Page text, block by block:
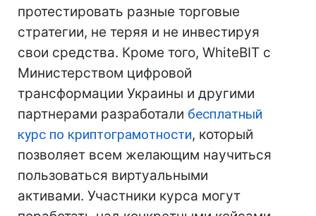
протестировать разные торговые
стратегии, не теряя и не инвестируя
свои средства. Кроме того, WhiteBIT с
Министерством цифровой
трансформации Украины и другими
партнерами разработали бесплатный
курс по криптограмотности, который
позволяет всем желающим научиться
пользоваться виртуальными
активами. Участники курса могут